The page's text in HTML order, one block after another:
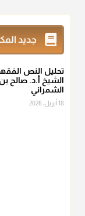
المعتدلين غير
أو التمر أو اللحم
منذ 3 شهر
جديد
تحليل النص
الشيخ أ.د. صالح
الشمراني
18 أبريل، 2026